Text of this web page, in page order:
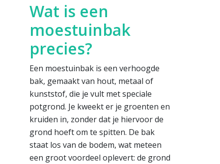
Wat is een
moestuinbak
precies?
Een moestuinbak is een verhoogde
bak, gemaakt van hout, metaal of
kunststof, die je vult met speciale
potgrond. Je kweekt er je groenten en
kruiden in, zonder dat je hiervoor de
grond hoeft om te spitten. De bak
staat los van de bodem, wat meteen
een groot voordeel oplevert: de grond